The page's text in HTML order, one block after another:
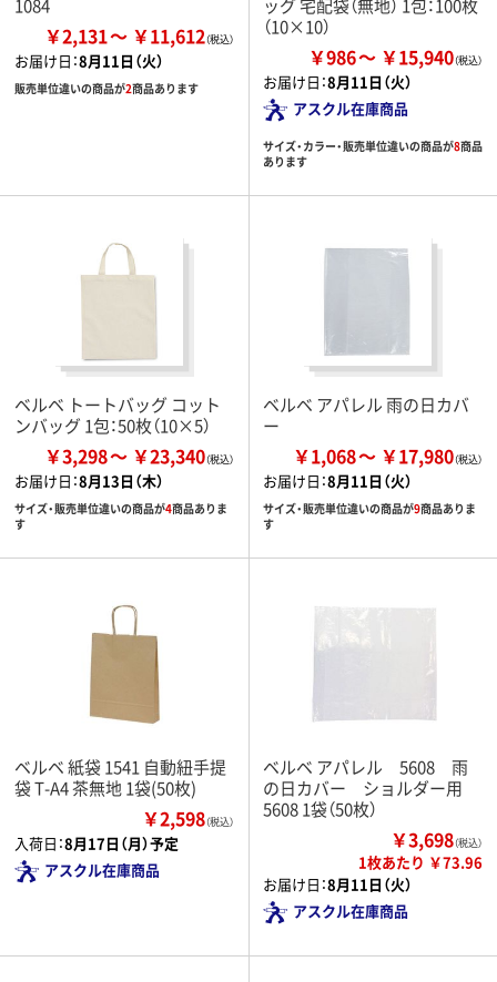
1084
￥2,131 ￥11,612
お届け日：8月11日（火）
販売単位違いの商品が2商品あります
ッグ 宅配袋（無地） 1包：100枚
（10×10）
￥986 ￥15,940
お届け日：8月11日（火）
アスクル在庫商品
サイズ・カラー・販売単位違いの商品が8商品
あります
ベルベ トートバッグ コット
ンバッグ 1包：50枚（10×5）
￥3,298 ￥23,340
お届け日：8月13日（木）
サイズ・販売単位違いの商品が4商品ありま
す
ベルベ アパレル 雨の日カバ
ー
￥1,068 ￥17,980
お届け日：8月11日（火）
サイズ・販売単位違いの商品が9商品ありま
す
ベルベ 紙袋 1541 自動紐手提
袋 T-A4 茶無地 1袋(50枚)
￥2,598（税込）
入荷日：8月17日（月）予定
アスクル在庫商品
ベルベ アパレル 5608 雨
の日カバー ショルダー用
5608 1袋（50枚）
￥3,698（税込）
1枚あたり ￥73.96
お届け日：8月11日（火）
アスクル在庫商品